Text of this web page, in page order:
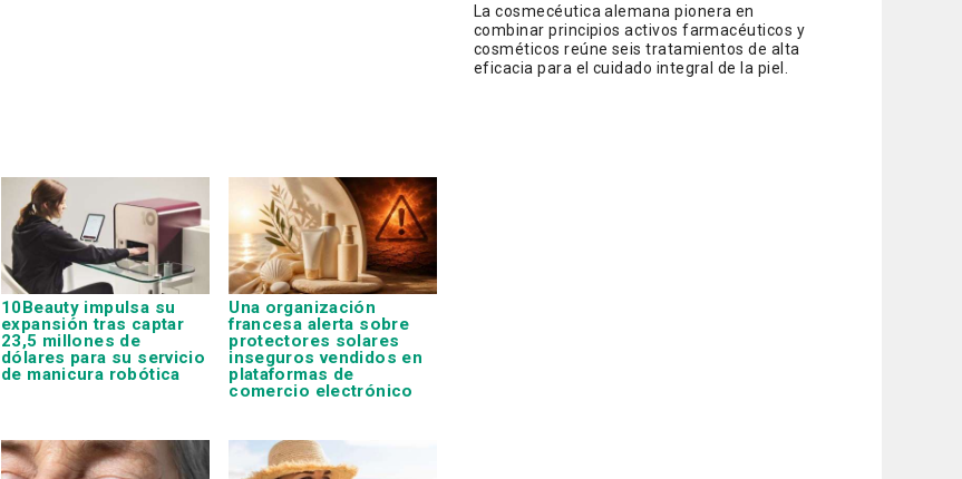
La cosmecéutica alemana pionera en
combinar principios activos farmacéuticos y
cosméticos reúne seis tratamientos de alta
eficacia para el cuidado integral de la piel.
10Beauty impulsa su
expansión tras captar
23,5 millones de
dólares para su servicio
de manicura robótica
Una organización
francesa alerta sobre
protectores solares
inseguros vendidos en
plataformas de
comercio electrónico